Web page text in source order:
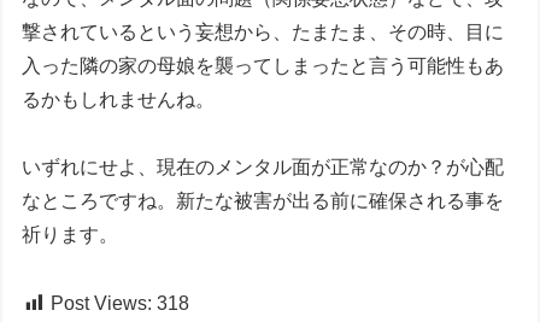
撃されているという妄想から、たまたま、その時、目に
入った隣の家の母娘を襲ってしまったと言う可能性もあ
るかもしれませんね。
いずれにせよ、現在のメンタル面が正常なのか？が心配
なところですね。新たな被害が出る前に確保される事を
祈ります。
Post Views: 318